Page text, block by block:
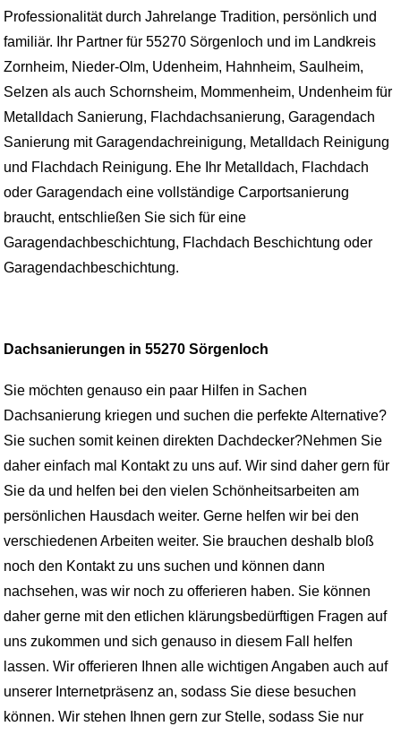
Professionalität durch Jahrelange Tradition, persönlich und
familiär. Ihr Partner für 55270 Sörgenloch und im Landkreis
Zornheim, Nieder-Olm, Udenheim, Hahnheim, Saulheim,
Selzen als auch Schornsheim, Mommenheim, Undenheim für
Metalldach Sanierung, Flachdachsanierung, Garagendach
Sanierung mit Garagendachreinigung, Metalldach Reinigung
und Flachdach Reinigung. Ehe Ihr Metalldach, Flachdach
oder Garagendach eine vollständige Carportsanierung
braucht, entschließen Sie sich für eine
Garagendachbeschichtung, Flachdach Beschichtung oder
Garagendachbeschichtung.
Dachsanierungen in 55270 Sörgenloch
Sie möchten genauso ein paar Hilfen in Sachen
Dachsanierung kriegen und suchen die perfekte Alternative?
Sie suchen somit keinen direkten Dachdecker?Nehmen Sie
daher einfach mal Kontakt zu uns auf. Wir sind daher gern für
Sie da und helfen bei den vielen Schönheitsarbeiten am
persönlichen Hausdach weiter. Gerne helfen wir bei den
verschiedenen Arbeiten weiter. Sie brauchen deshalb bloß
noch den Kontakt zu uns suchen und können dann
nachsehen, was wir noch zu offerieren haben. Sie können
daher gerne mit den etlichen klärungsbedürftigen Fragen auf
uns zukommen und sich genauso in diesem Fall helfen
lassen. Wir offerieren Ihnen alle wichtigen Angaben auch auf
unserer Internetpräsenz an, sodass Sie diese besuchen
können. Wir stehen Ihnen gern zur Stelle, sodass Sie nur